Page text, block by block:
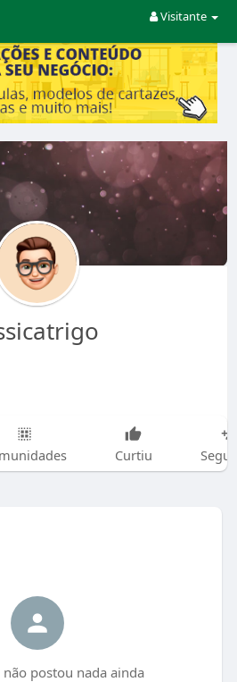
Visitante
Curtiu
não postou nada ainda